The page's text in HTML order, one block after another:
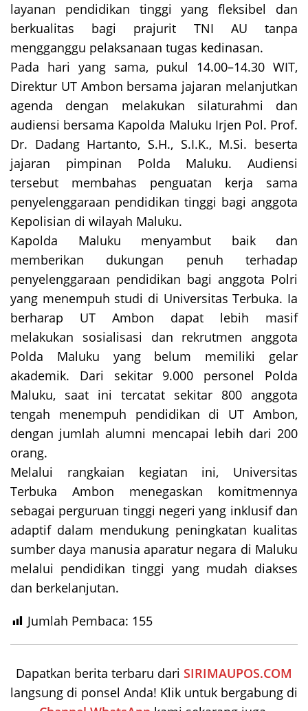
layanan pendidikan tinggi yang fleksibel dan
berkualitas bagi prajurit TNI AU tanpa
mengganggu pelaksanaan tugas kedinasan.
Pada hari yang sama, pukul 14.00–14.30 WIT,
Direktur UT Ambon bersama jajaran melanjutkan
agenda dengan melakukan silaturahmi dan
audiensi bersama Kapolda Maluku Irjen Pol. Prof.
Dr. Dadang Hartanto, S.H., S.I.K., M.Si. beserta
jajaran pimpinan Polda Maluku. Audiensi
tersebut membahas penguatan kerja sama
penyelenggaraan pendidikan tinggi bagi anggota
Kepolisian di wilayah Maluku.
Kapolda Maluku menyambut baik dan
memberikan dukungan penuh terhadap
penyelenggaraan pendidikan bagi anggota Polri
yang menempuh studi di Universitas Terbuka. Ia
berharap UT Ambon dapat lebih masif
melakukan sosialisasi dan rekrutmen anggota
Polda Maluku yang belum memiliki gelar
akademik. Dari sekitar 9.000 personel Polda
Maluku, saat ini tercatat sekitar 800 anggota
tengah menempuh pendidikan di UT Ambon,
dengan jumlah alumni mencapai lebih dari 200
orang.
Melalui rangkaian kegiatan ini, Universitas
Terbuka Ambon menegaskan komitmennya
sebagai perguruan tinggi negeri yang inklusif dan
adaptif dalam mendukung peningkatan kualitas
sumber daya manusia aparatur negara di Maluku
melalui pendidikan tinggi yang mudah diakses
dan berkelanjutan.
Jumlah Pembaca: 155
Dapatkan berita terbaru dari SIRIMAUPOS.COM
langsung di ponsel Anda! Klik untuk bergabung di